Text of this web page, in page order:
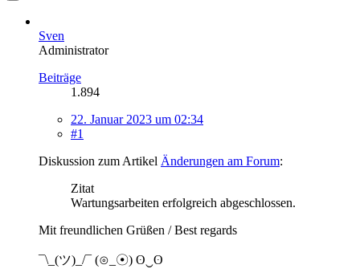
Sven
Administrator
Beiträge
1.894
22. Januar 2023 um 02:34
#1
Diskussion zum Artikel Änderungen am Forum:
Zitat
Wartungsarbeiten erfolgreich abgeschlossen.
Mit freundlichen Grüßen / Best regards
¯\_(ツ)_/¯ (⊙_☉) ʘ‿ʘ